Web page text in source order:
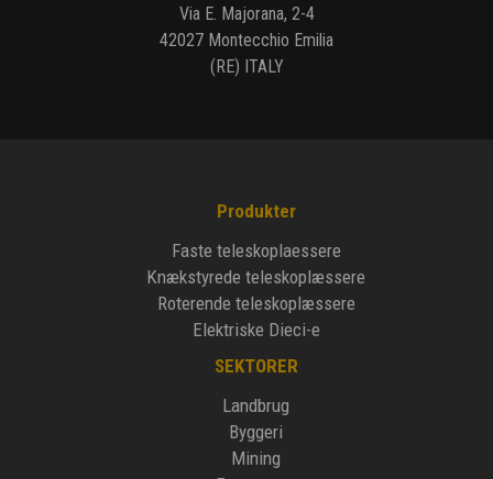
Via E. Majorana, 2-4
42027 Montecchio Emilia
(RE) ITALY
Produkter
Faste teleskoplaessere
Knækstyrede teleskoplæssere
Roterende teleskoplæssere
Elektriske Dieci-e
SEKTORER
Landbrug
Byggeri
Mining